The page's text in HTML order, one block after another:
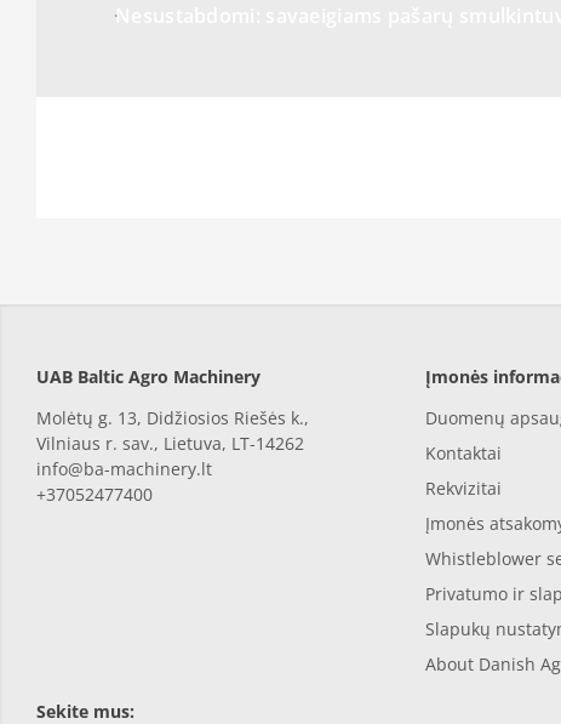
Nesustabdomi: savaeigiams pašarų
UAB Baltic Agro Machinery
Molėtų g. 13, Didžiosios Riešės k.,
Vilniaus r. sav., Lietuva, LT-14262
info@ba-machinery.lt
+37052477400
Įmonės
Duomenų
Kontaktai
Rekvizitai
Įmonės
Whistleblower
Privatumo ir
Slapukų
About Danish
Sekite mus: